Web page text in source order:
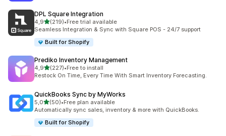
DPL Square Integration
4,95 yıldız üzerinden
(219)
toplam 219 değerlendirme
•Free trial available
Seamless Integration & Sync with Square POS - 24/7 support
Built for Shopify
Prediko Inventory Management
4,95 yıldız üzerinden
(227)
toplam 227 değerlendirme
•Free to install
Restock On Time, Every Time With Smart Inventory Forecasting.
QuickBooks Sync by MyWorks
5,05 yıldız üzerinden
(50)
toplam 50 değerlendirme
•Free plan available
Automatically sync sales, inventory & more with QuickBooks.
Built for Shopify